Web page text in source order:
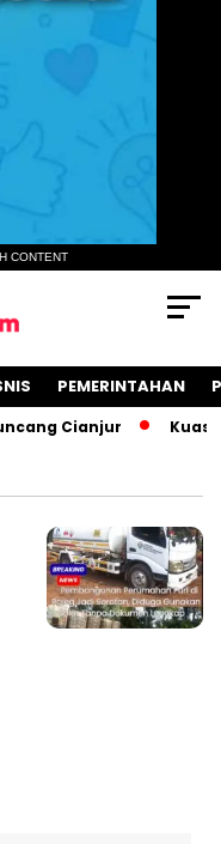
CONTENT
PEMERINTAHAN
Cianjur Kuasa